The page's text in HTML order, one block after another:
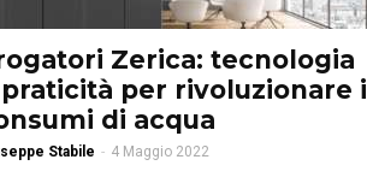
Zerica: tecnologia
per rivoluzionare i
di acqua
Stabile - 4 Maggio 2022